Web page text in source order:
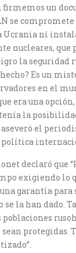
firmemos un
se compromete
Ucrania ni
nucleares, que
la seguridad
Es un
en el
era una
la
el
política
declaró que
exigiendo lo
garantía para
se la han dado.
poblaciones
sean protegidas.